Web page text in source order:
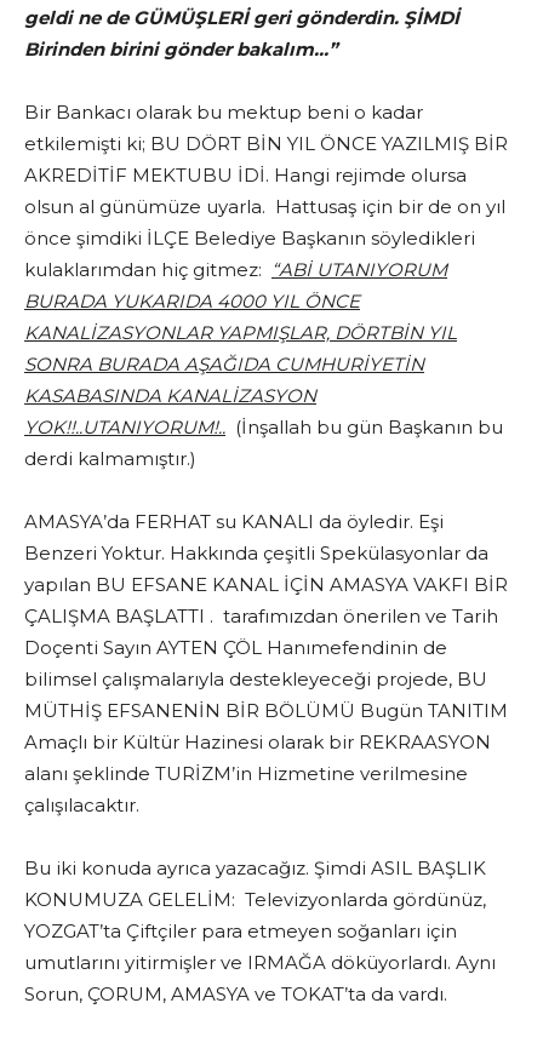
geldi ne de GÜMÜŞLERİ geri gönderdin. ŞİMDİ
Birinden birini gönder bakalım…”
Bir Bankacı olarak bu mektup beni o kadar
etkilemişti ki; BU DÖRT BİN YIL ÖNCE YAZILMIŞ BİR
AKREDİTİF MEKTUBU İDİ. Hangi rejimde olursa
olsun al günümüze uyarla. Hattusaş için bir de on yıl
önce şimdiki İLÇE Belediye Başkanın söyledikleri
kulaklarımdan hiç gitmez:
“ABİ UTANIYORUM
BURADA YUKARIDA 4000 YIL ÖNCE
KANALİZASYONLAR YAPMIŞLAR, DÖRTBİN YIL
SONRA BURADA AŞAĞIDA CUMHURİYETİN
KASABASINDA KANALİZASYON
YOK!!..UTANIYORUM!.. (İnşallah bu gün Başkanın bu
derdi kalmamıştır.)
AMASYA’da FERHAT su KANALI da öyledir. Eşi
Benzeri Yoktur. Hakkında çeşitli Spekülasyonlar da
yapılan BU EFSANE KANAL İÇİN AMASYA VAKFI BİR
ÇALIŞMA BAŞLATTI . tarafımızdan önerilen ve Tarih
Doçenti Sayın AYTEN ÇÖL Hanımefendinin de
bilimsel çalışmalarıyla destekleyeceği projede, BU
MÜTHİŞ EFSANENİN BİR BÖLÜMÜ Bugün TANITIM
Amaçlı bir Kültür Hazinesi olarak bir REKRAASYON
alanı şeklinde TURİZM’in Hizmetine verilmesine
çalışılacaktır.
Bu iki konuda ayrıca yazacağız. Şimdi ASIL BAŞLIK
KONUMUZA GELELİM: Televizyonlarda gördünüz,
YOZGAT’ta Çiftçiler para etmeyen soğanları için
umutlarını yitirmişler ve IRMAĞA döküyorlardı. Aynı
Sorun, ÇORUM, AMASYA ve TOKAT’ta da vardı.